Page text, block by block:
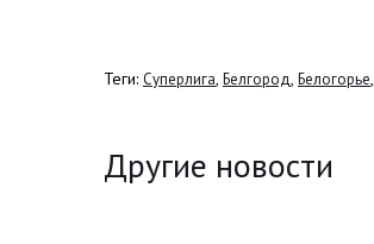
Теги: Суперлига, Белгород, Белогорье,
Другие новости